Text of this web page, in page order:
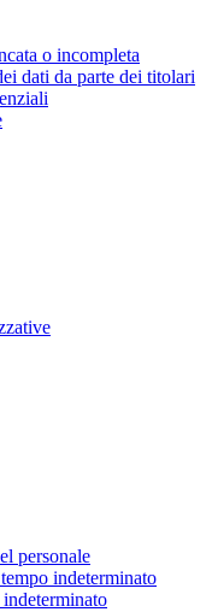
o incompleta
dati da parte dei titolari
personale
indeterminato